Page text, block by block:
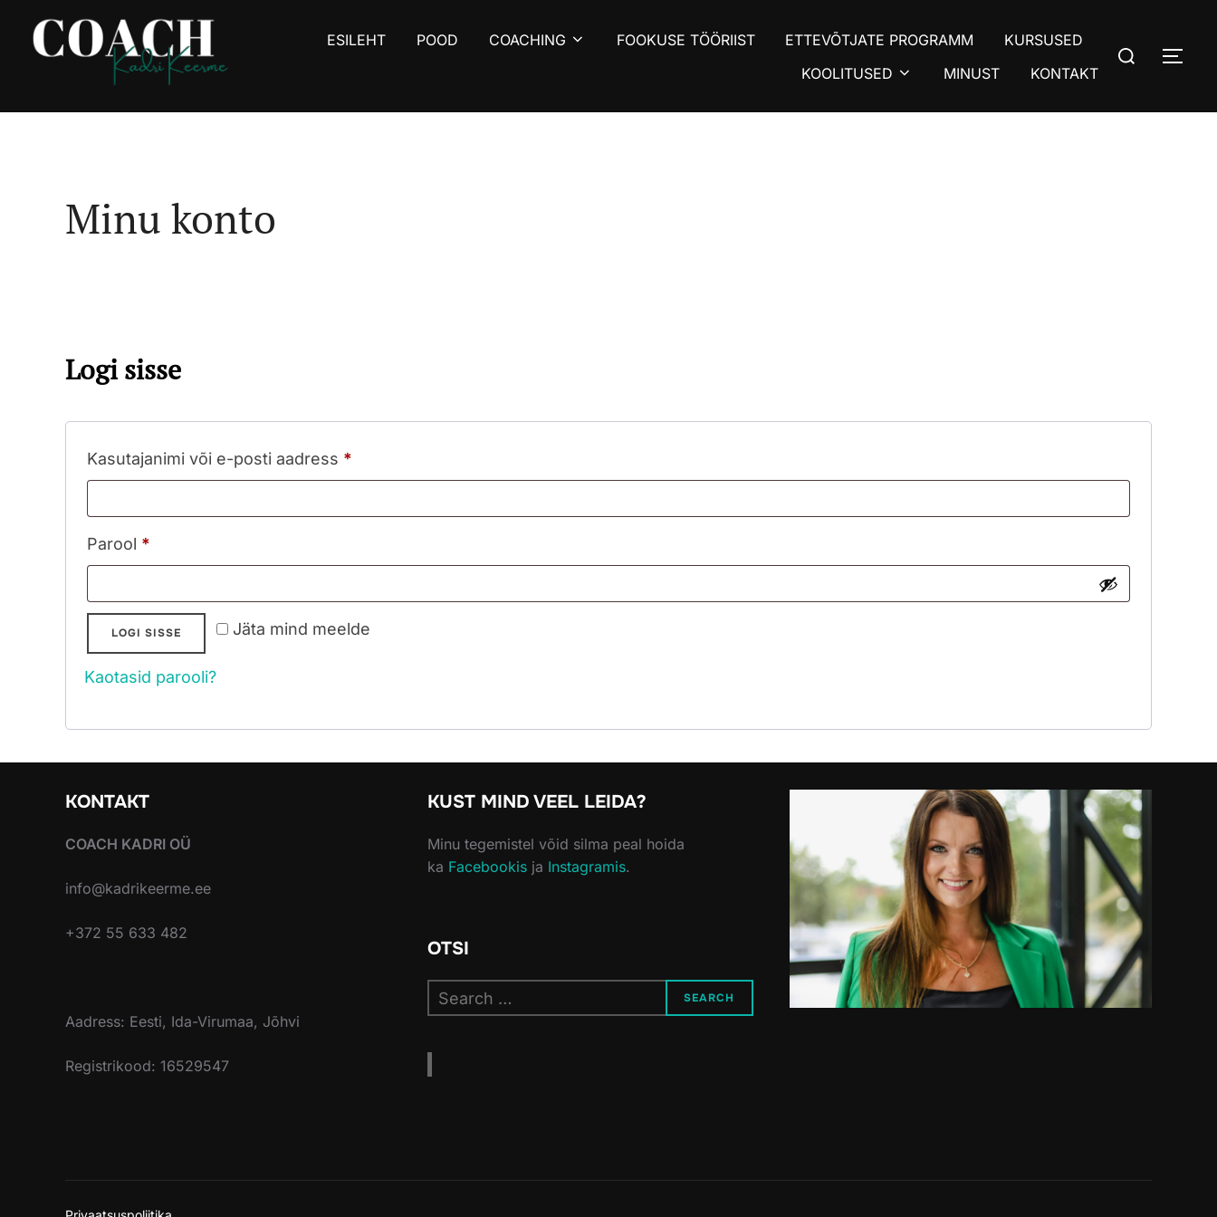
content
ESILEHT POOD COACHING FOOKUSE TÖÖRIIST ETTEVÕTJATE PROGRAMM
KURSUSED
KOOLITUSED
MINUST KONTAKT
Search
for:
Minu konto
Logi sisse
Kasutajanimi või e-posti aadress *
Parool *
Jäta mind meelde
LOGI SISSE
Kaotasid parooli?
KONTAKT
COACH KADRI OÜ
info@kadrikeerme.ee
+372 55 633 482
Aadress: Eesti, Ida-Virumaa, Jõhvi
Registrikood: 16529547
KUST MIND VEEL LEIDA?
Minu tegemistel võid silma peal hoida
ka Facebookis ja Instagramis.
OTSI
Search
for:
SEARCH